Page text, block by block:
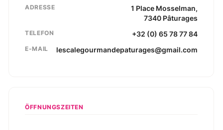
ADRESSE 1 Place Mosselman,
7340 Pâturages
TELEFON +32 (0) 65 78 77 84
E-MAIL lescalegourmandepaturages@gmail.com
ÖFFNUNGSZEITEN